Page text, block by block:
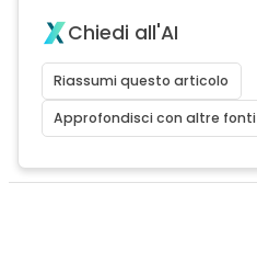
Chiedi all'AI
Riassumi questo articolo
Approfondisci con altre fonti